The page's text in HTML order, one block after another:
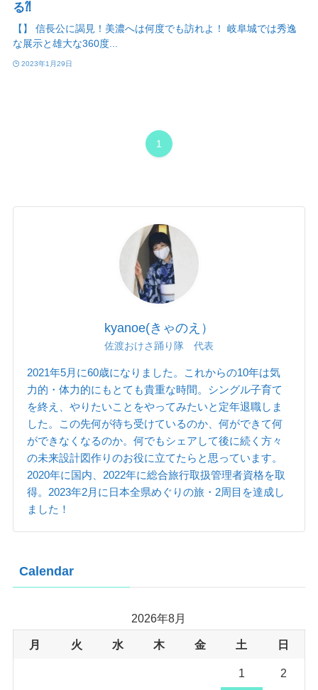
る⁈
【】 信長公に謁見！美濃へは何度でも訪れよ！ 岐阜城では秀逸
な展示と雄大な360度...
2023年1月29日
1
kyanoe(きゃのえ）
佐渡おけさ踊り隊 代表
2021年5月に60歳になりました。これからの10年は気
力的・体力的にもとても貴重な時間。シングル子育て
を終え、やりたいことをやってみたいと定年退職しま
した。この先何が待ち受けているのか、何ができて何
ができなくなるのか。何でもシェアして後に続く方々
の未来設計図作りのお役に立てたらと思っています。
2020年に国内、2022年に総合旅行取扱管理者資格を取
得。2023年2月に日本全県めぐりの旅・2周目を達成し
ました！
Calendar
2026年8月
月 火 水 木 金 土 日
1 2